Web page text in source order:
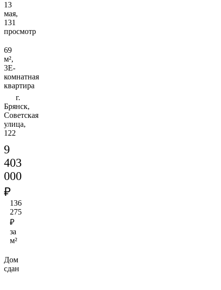
13
мая,
131
просмотр
69
м²,
3Е-
комнатная
квартира
г.
Брянск,
Советская
улица,
122
9
403
000
₽
136
275
₽
за
м²
Дом
сдан